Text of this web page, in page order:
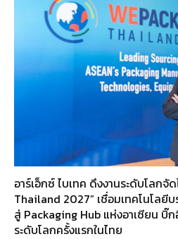
อาร์เอ็กซ์ ไบเทค ดึงงานระดับโลกจั
Thailand 2027” เชื่อมเทคโนโลยี
สู่ Packaging Hub แห่งอาเซียน บิ๊
ระดับโลกครั้งแรกในไทย